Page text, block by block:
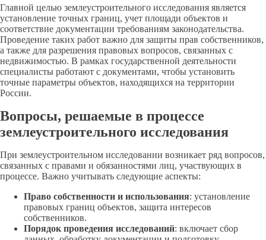
Главной целью землеустроительного исследования является
установление точных границ, учет площади объектов и
соответствие документации требованиям законодательства.
Проведение таких работ важно для защиты прав собственников,
а также для разрешения правовых вопросов, связанных с
недвижимостью. В рамках государственной деятельности
специалисты работают с документами, чтобы установить
точные параметры объектов, находящихся на территории
России.
Вопросы, решаемые в процессе
землеустроительного исследования
При землеустроительном исследовании возникает ряд вопросов,
связанных с правами и обязанностями лиц, участвующих в
процессе. Важно учитывать следующие аспекты:
Право собственности и использования: установление
правовых границ объектов, защита интересов
собственников.
Порядок проведения исследований: включает сбор